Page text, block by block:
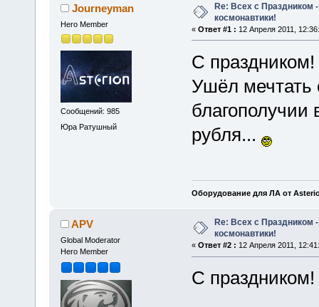
Journeyman
Hero Member
Сообщений: 985
Юра Ратушный
Re: Всех с
космонавтики!
« Ответ #1 : 12 Апреля 2011,
С праздником!
Ушёл мечтать
благополучии
рубля...
Оборудование для ЛА от
APV
Global Moderator
Hero Member
Re: Всех с
космонавтики!
« Ответ #2 : 12 Апреля 2011,
С